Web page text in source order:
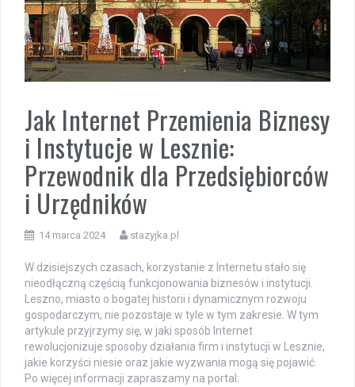
Jak Internet Przemienia Biznesy
i Instytucje w Lesznie:
Przewodnik dla Przedsiębiorców
i Urzędników
14 marca 2024 stazyjka.pl
W dzisiejszych czasach, korzystanie z Internetu stało się
nieodłączną częścią funkcjonowania biznesów i instytucji.
Leszno, miasto o bogatej historii i dynamicznym rozwoju
gospodarczym, nie pozostaje w tyle w tym zakresie. W tym
artykule przyjrzymy się, w jaki sposób Internet
rewolucjonizuje sposoby działania firm i instytucji w Lesznie,
jakie korzyści niesie oraz jakie wyzwania mogą się pojawić.
Po więcej informacji zapraszamy na portal: